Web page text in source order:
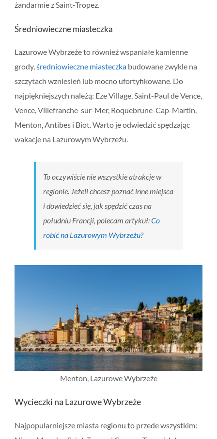
żandarmie z Saint-Tropez.
Średniowieczne miasteczka
Lazurowe Wybrzeże to również wspaniałe kamienne
grody,średniowieczne miasteczka budowane zwykle na
szczytach wzniesień lub mocno ufortyfikowane. Do
najpiękniejszych należą: Eze Village, Saint-Paul de Vence,
Vence, Villefranche-sur-Mer, Roquebrune-Cap-Martin,
Menton, Antibes i Biot. Warto je odwiedzić spędzając
wakacje na Lazurowym Wybrzeżu.
To oczywiście nie wszystkie atrakcje w
regionie. Jeżeli chcesz poznać inne miejsca
i dowiedzieć się, jak spędzić czas na
południu Francji, polecam artykuł:Co
robić na Lazurowym Wybrzeżu?
Menton, Lazurowe Wybrzeże
Wycieczki na Lazurowe Wybrzeże
Najpopularniejsze miasta regionu to przede wszystkim: